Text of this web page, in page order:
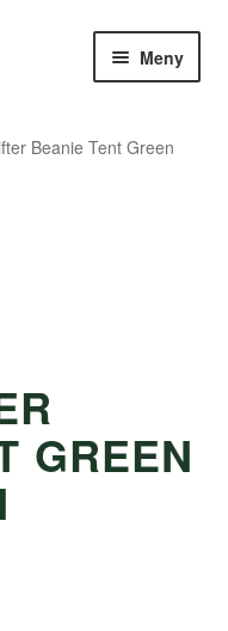
Meny
Beanie Tent Green
GREEN